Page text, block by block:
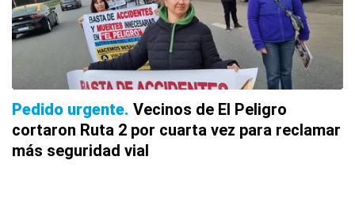
Pedido urgente Vecinos de El Peligro
cortaron Ruta 2 por cuarta vez para reclamar
más seguridad vial